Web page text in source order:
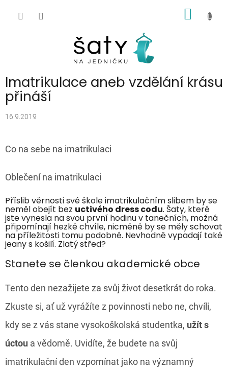
Imatrikulace aneb vzdělání krásu
přináší
16.9.2019
Co na sebe na imatrikulaci
Oblečení na imatrikulaci
Příslib věrnosti své škole imatrikulačním slibem by se
neměl obejít bez uctivého dress codu. Šaty, které
jste vynesla na svou první hodinu v tanečních, možná
připomínají hezké chvíle, nicméně by se měly schovat
na příležitosti tomu podobné. Nevhodně vypadají také
jeany s košilí. Zlatý střed?
Stanete se členkou akademické obce
Tento den nezažijete za svůj život desetkrát do roka.
Zkuste si, ať už vyrážíte z povinnosti nebo ne, chvíli,
kdy se z vás stane vysokoškolská studentka, užít s
úctou a vědomě. Uvidíte, že budete na svůj
imatrikulační den vzpomínat jako na významný